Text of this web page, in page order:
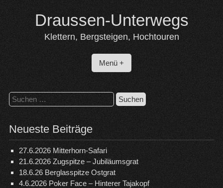
content
Draussen-Unterwegs
Klettern, Bergsteigen, Hochtouren
Menü +
Suchen
nach:
Neueste Beiträge
27.6.2026 Mitterhorn-Safari
21.6.2026 Zugspitze – Jubiläumsgrat
18.6.26 Berglasspitze Ostgrat
4.6.2026 Poker Face – Hinterer Tajakopf